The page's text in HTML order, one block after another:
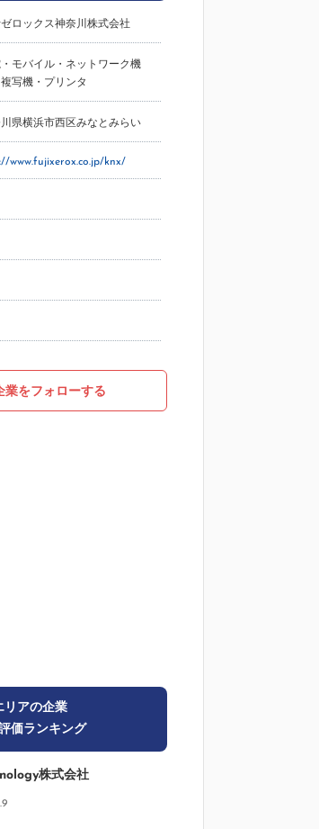
ロックス神奈川株式会社
モバイル・ネットワーク機
写機・プリンタ
県横浜市西区みなとみらい
www.fujixerox.co.jp/knx/
業をフォローする
リアの企業
価ランキング
株式会社